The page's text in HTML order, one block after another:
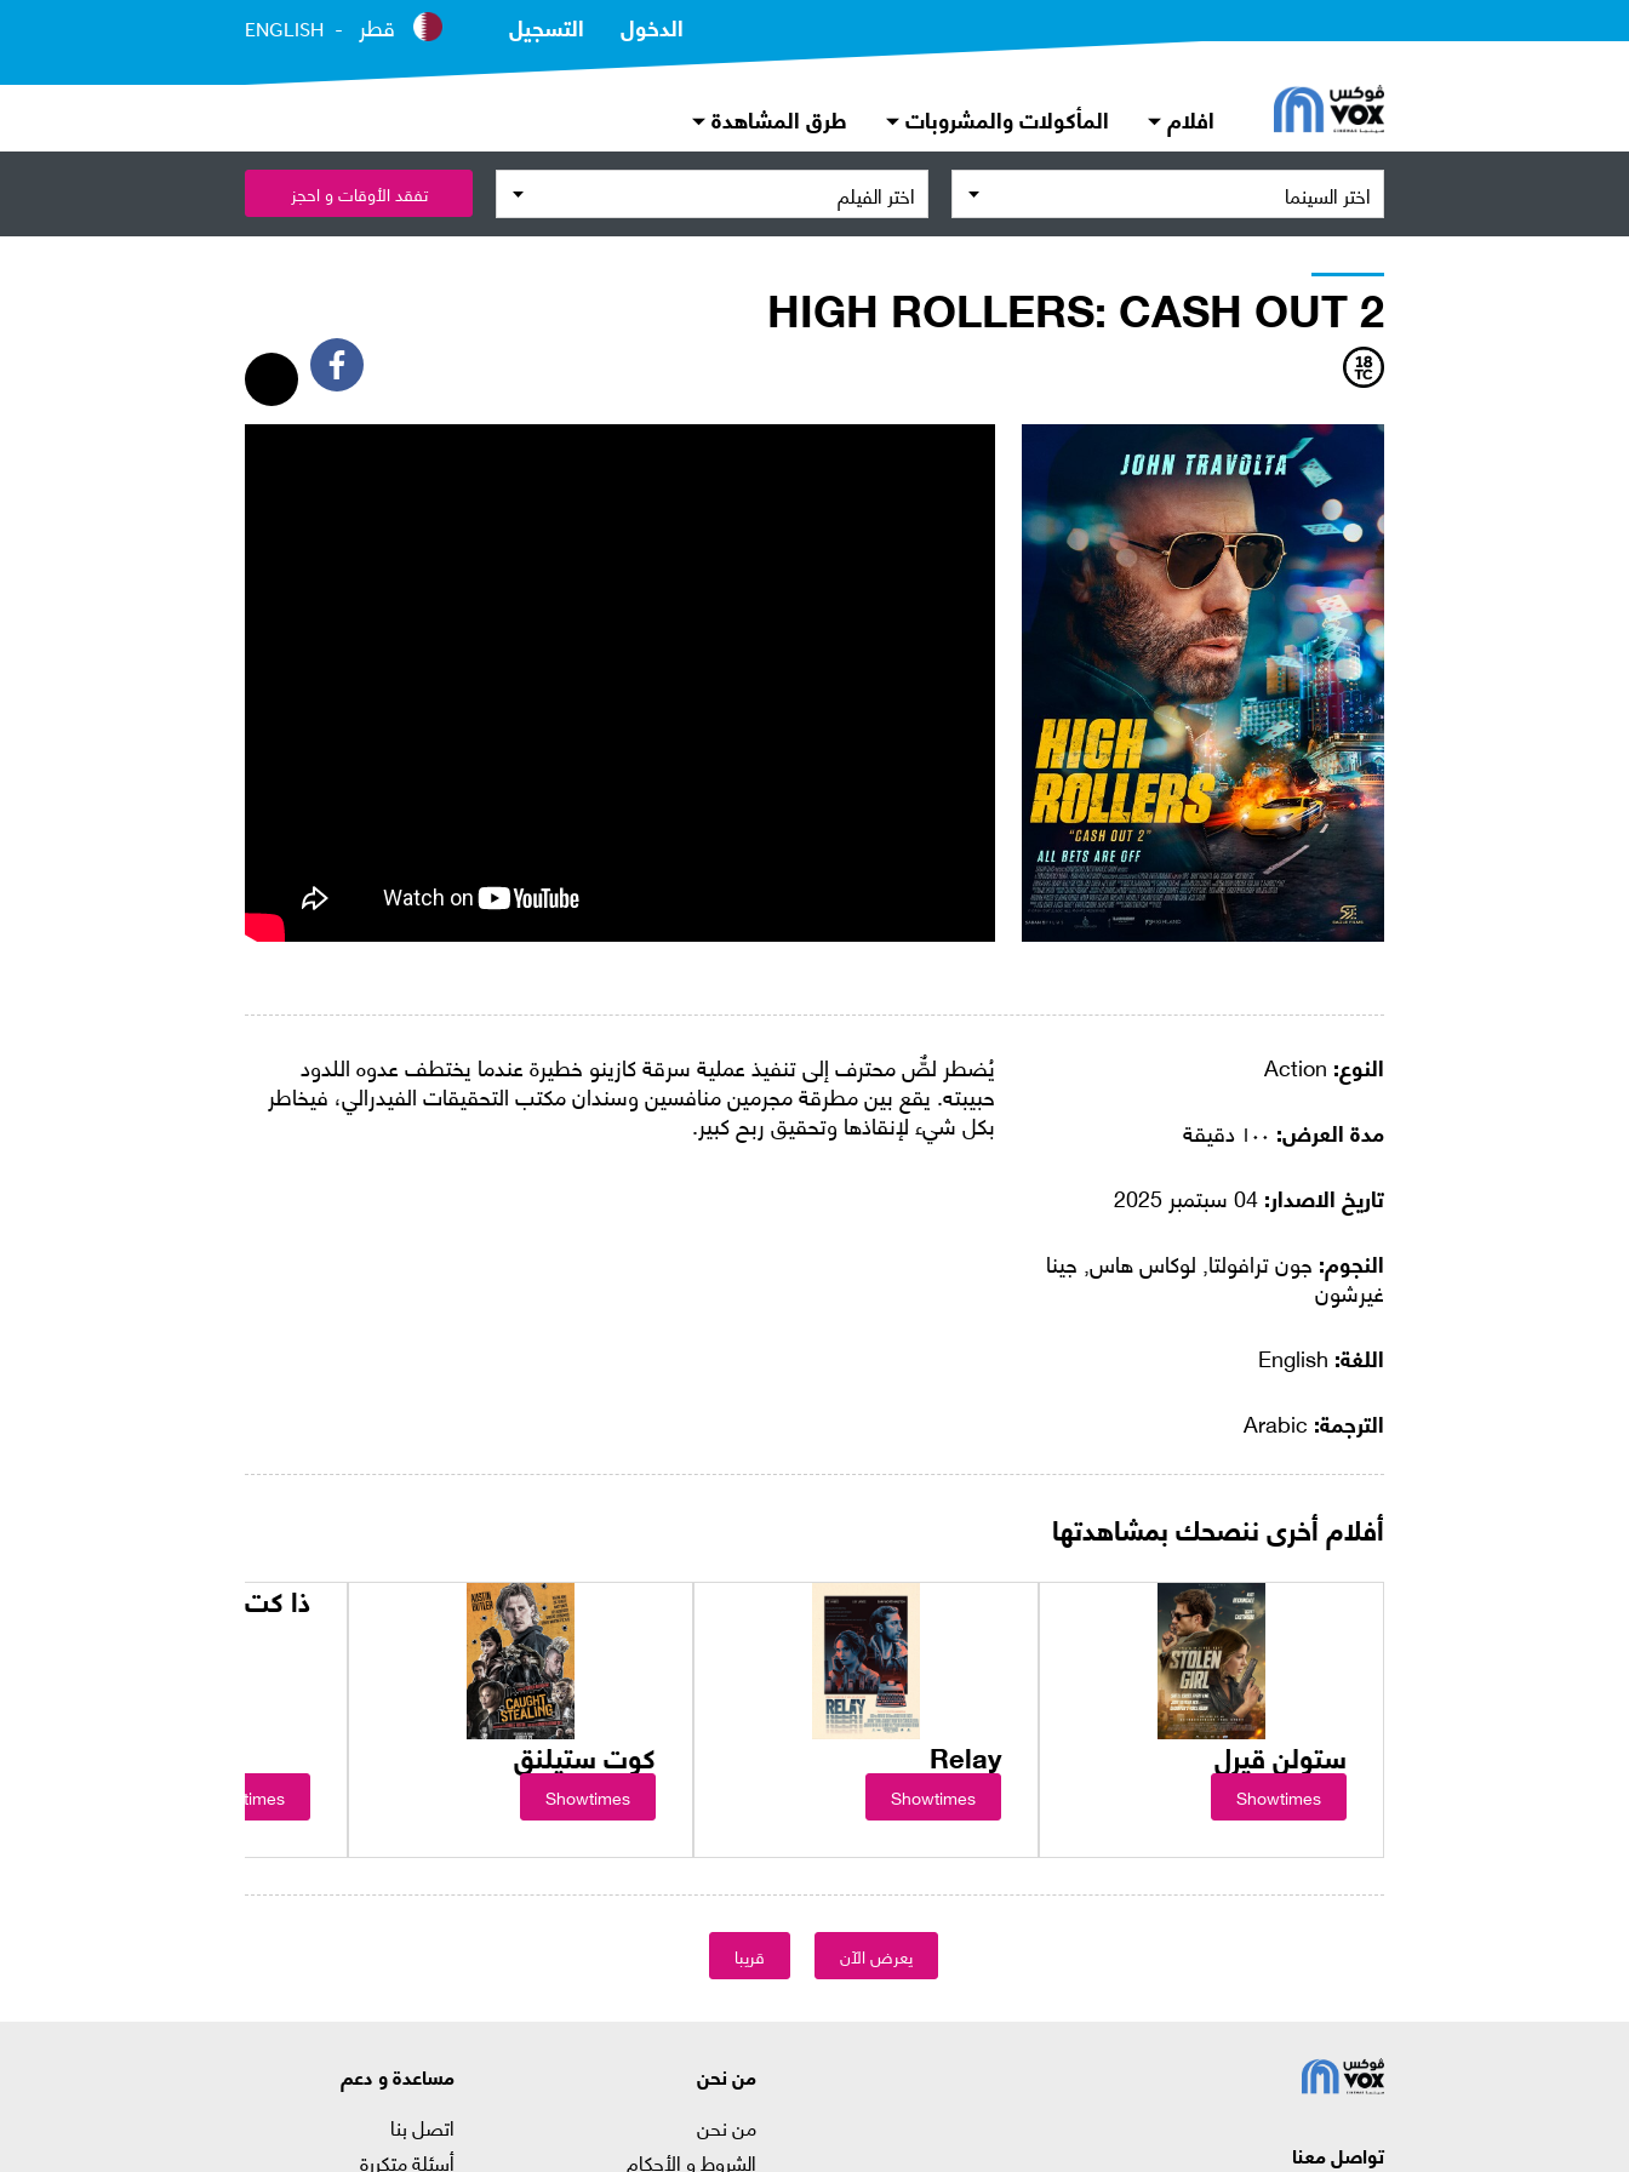
الدخول التسجيل قطر ENGLISH
افلام المأكولات والمشروبات طرق المشاهدة
اختر السينما اختر الفيلم تفقد الأوقات و احجز
HIGH ROLLERS: CASH OUT 2
النوع:
مدة العرض:
تاريخ الاصدار:
النجوم: جون ترافولتا, لوكاس هاس, جينا
غيرشون
اللغة:
الترجمة:
يُضطر لصٌّ محترف إلى تنفيذ عملية سرقة كازينو خطيرة عندما يختطف عدوه اللدود
حبيبته. يقع بين مطرقة مجرمين منافسين وسندان مكتب التحقيقات الفيدرالي، فيخاطر
بكل شيء لإنقاذها وتحقيق ربح كبير.
أفلام أخرى ننصحك بمشاهدتها
ستولن قيرل
Showtimes
Relay
Showtimes
كوت ستيلنق
Showtimes
ذا كت
Showtimes
يعرض الآن قريبا
تواصل معنا
من نحن
من نحن
الشروط و الأحكام
مساعدة و دعم
اتصل بنا
أسئلة متكررة